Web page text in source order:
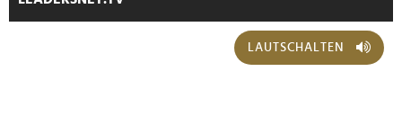
LAUTSCHALTEN